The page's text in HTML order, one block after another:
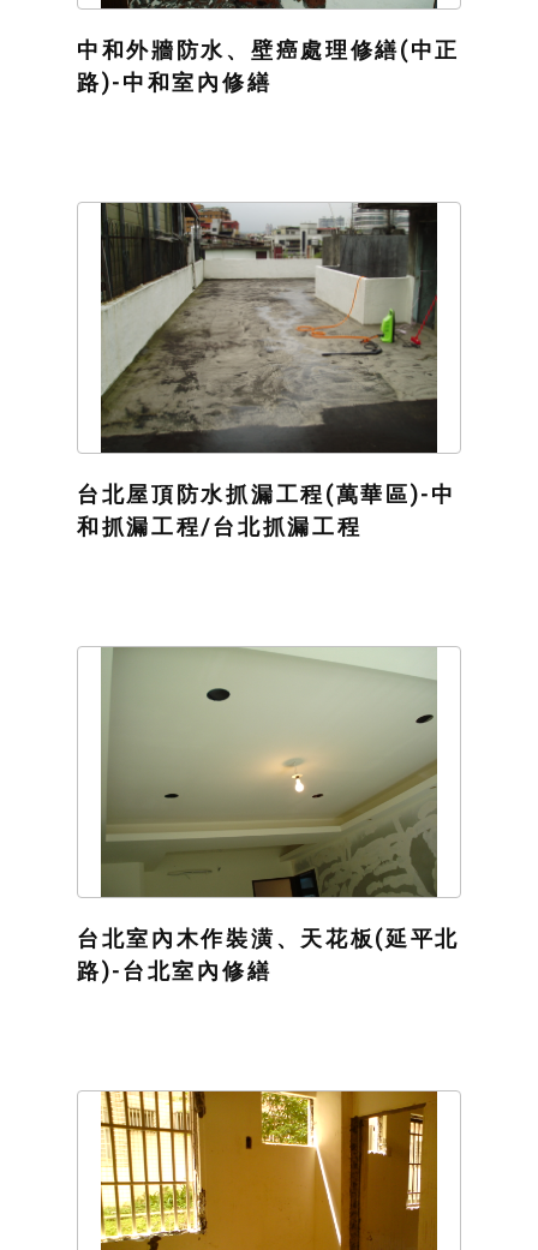
中和外牆防水、壁癌處理修繕(中正
路)-中和室內修繕
台北屋頂防水抓漏工程(萬華區)-中
和抓漏工程/台北抓漏工程
台北室內木作裝潢、天花板(延平北
路)-台北室內修繕